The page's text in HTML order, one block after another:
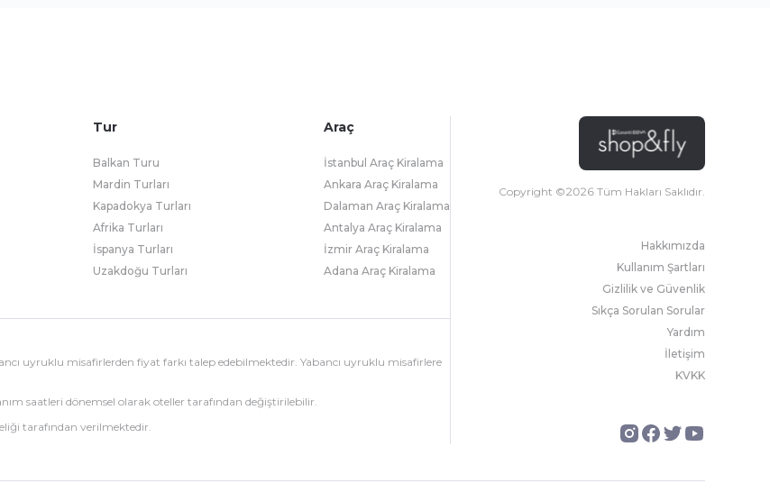
Tur
Balkan Turu
Mardin Turları
Kapadokya Turları
Afrika Turları
İspanya Turları
Uzakdoğu Turları
Araç
İstanbul Araç Kiralama
Ankara Araç Kiralama
Dalaman Araç Kiralama
Antalya Araç Kiralama
İzmir Araç Kiralama
Adana Araç Kiralama
uyruklu misafirlerden fiyat farkı talep edebilmektedir. Yabancı uyruklu misafirlere
saatleri dönemsel olarak oteller tarafından değiştirilebilir.
tarafından verilmektedir.
Copyright ©2026 Tüm Hakları Saklıdır.
Hakkımızda
Kullanım Şartları
Gizlilik ve Güvenlik
Sıkça Sorulan Sorular
Yardım
İletişim
KVKK